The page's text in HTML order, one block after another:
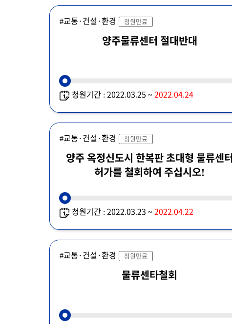
#교통·건설·환경 청원만료
양주물류센터 절대반대
청원기간 : 2022.03.25 ~ 2022.04.24
#교통·건설·환경 청원만료
양주 옥정신도시 한복판 초대형 물류센터
허가를 철회하여 주십시오!
청원기간 : 2022.03.23 ~ 2022.04.22
#교통·건설·환경 청원만료
물류센타철회